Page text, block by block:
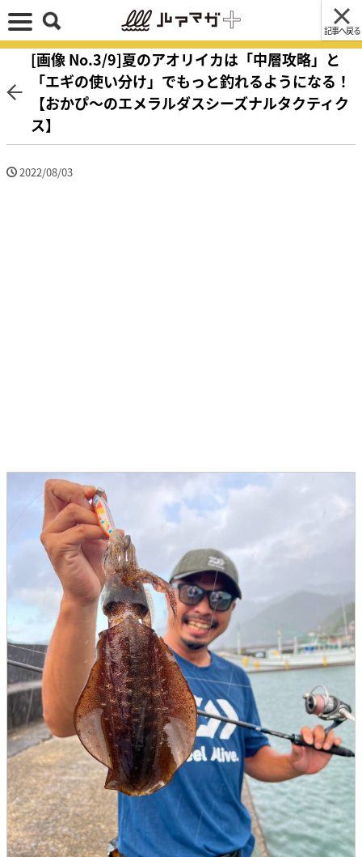
記事へ戻る
[画像 No.3/9]夏のアオリイカは「中層攻略」と
「エギの使い分け」でもっと釣れるようになる！
【おかぴ〜のエメラルダスシーズナルタクティク
ス】
2022/08/03